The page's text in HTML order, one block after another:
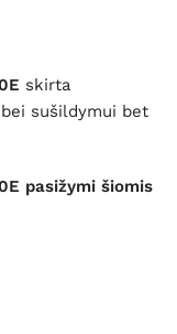
skirta
sušildymui bet
pasižymi šiomis